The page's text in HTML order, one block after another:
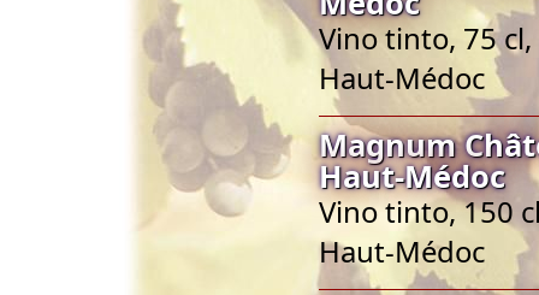
Vino tinto, 75
Haut-Médoc
Magnum
Haut-Médoc
Vino tinto, 150
Haut-Médoc